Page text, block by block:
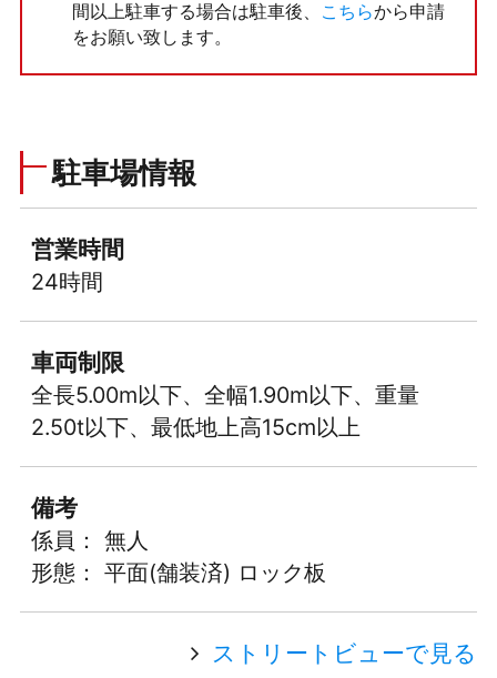
間以上駐車する場合は駐車後、
こちらから申請
をお願い致します。
駐車場情報
営業時間
24時間
車両制限
全長5.00m以下、全幅1.90m以下、重量
2.50t以下、最低地上高15cm以上
備考
係員： 無人
形態： 平面(舗装済) ロック板
ストリートビューで見る